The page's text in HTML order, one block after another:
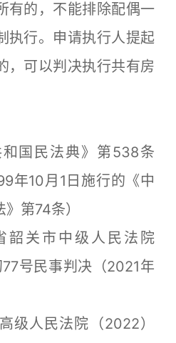
有的，不能排除配偶一
执行。申请执行人提起
，可以判决执行共有房
国民法典》第538条
年10月1日施行的《中
第74条）
关市中级人民法院
77号民事判决（2021年
人民法院（2022）